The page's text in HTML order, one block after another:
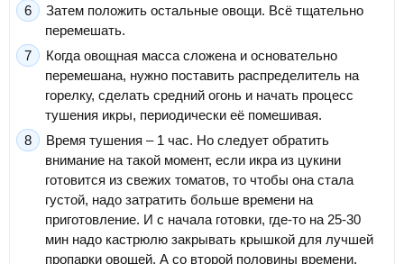
Затем положить остальные овощи. Всё тщательно
перемешать.
Когда овощная масса сложена и основательно
перемешана, нужно поставить распределитель на
горелку, сделать средний огонь и начать процесс
тушения икры, периодически её помешивая.
Время тушения – 1 час. Но следует обратить
внимание на такой момент, если икра из цукини
готовится из свежих томатов, то чтобы она стала
густой, надо затратить больше времени на
приготовление. И с начала готовки, где-то на 25-30
мин надо кастрюлю закрывать крышкой для лучшей
пропарки овощей. А со второй половины времени,